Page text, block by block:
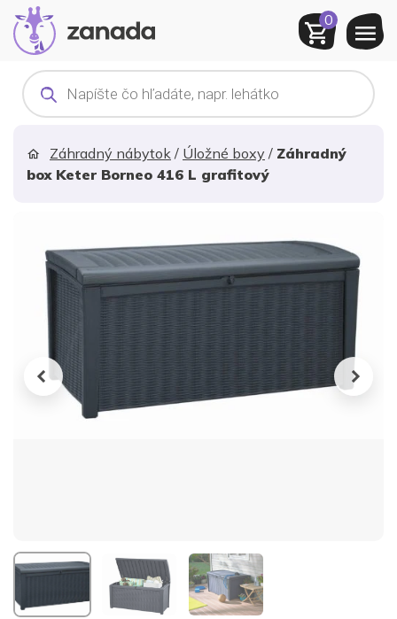
Products
search
0
Záhradný nábytok / Úložné boxy / Záhradný
box Keter Borneo 416 L grafitový